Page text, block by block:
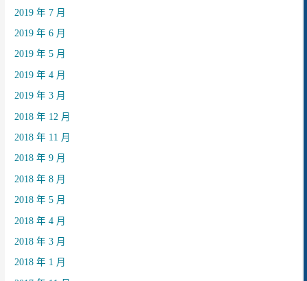
2019 年 7 月
2019 年 6 月
2019 年 5 月
2019 年 4 月
2019 年 3 月
2018 年 12 月
2018 年 11 月
2018 年 9 月
2018 年 8 月
2018 年 5 月
2018 年 4 月
2018 年 3 月
2018 年 1 月